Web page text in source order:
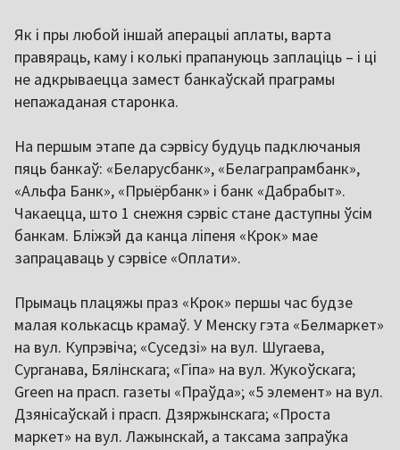
Як і пры любой іншай аперацыі аплаты, варта
правяраць, каму і колькі прапануюць заплаціць – і ці
не адкрываецца замест банкаўскай праграмы
непажаданая старонка.
На першым этапе да сэрвісу будуць падключаныя
пяць банкаў: «Беларусбанк», «Белаграпрамбанк»,
«Альфа Банк», «Прыёрбанк» і банк «Дабрабыт».
Чакаецца, што 1 снежня сэрвіс стане даступны ўсім
банкам. Бліжэй да канца ліпеня «Крок» мае
запрацаваць у сэрвісе «Оплати».
Прымаць плацяжы праз «Крок» першы час будзе
малая колькасць крамаў. У Менску гэта «Белмаркет»
на вул. Купрэвіча; «Суседзі» на вул. Шугаева,
Сурганава, Бялінскага; «Гіпа» на вул. Жукоўскага;
Green на прасп. газеты «Праўда»; «5 элемент» на вул.
Дзянісаўскай і прасп. Дзяржынскага; «Проста
маркет» на вул. Лажынскай, а таксама запраўка